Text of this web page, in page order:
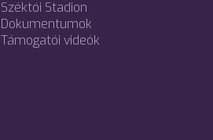
Széktói Stadion
Dokumentumok
Támogatói videók